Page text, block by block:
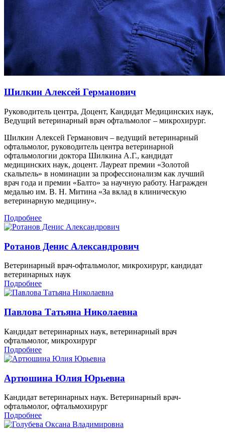
Шилкин Алексей Германович
Руководитель центра, Доцент, Кандидат Медицинских наук,
Ведущий ветеринарный врач офтальмолог – микрохирург.
Шилкин Алексей Германович – ведущий ветеринарный
офтальмолог, руководитель центра ветеринарной
офтальмологии доктора Шилкина А.Г., кандидат
медицинских наук, доцент. Лауреат премии «Золотой
скальпель» в номинации за профессионализм как лучший
врач года и премии «Балто» за научную работу. Награжден
медалью им. В. Н. Митина «За вклад в клиническую
ветеринарную медицину».
Подробнее
Ротанов Денис Александрович
Ветеринарный врач-офтальмолог, микрохирург, кандидат
ветеринарных наук
Подробнее
Павлова Татьяна Николаевна
Кандидат ветеринарных наук, ветеринарный врач
офтальмолог, микрохирург
Подробнее
Артюшина Юлия Юрьевна
Кандидат ветеринарных наук. Ветеринарный врач-
офтальмолог, офтальмохирург
Подробнее